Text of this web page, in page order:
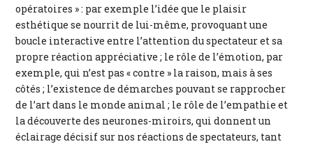
opératoires » : par exemple l’idée que le plaisir
esthétique se nourrit de lui-même, provoquant une
boucle interactive entre l’attention du spectateur et sa
propre réaction appréciative ; le rôle de l’émotion, par
exemple, qui n’est pas « contre » la raison, mais à ses
côtés ; l’existence de démarches pouvant se rapprocher
de l’art dans le monde animal ; le rôle de l’empathie et
la découverte des neurones-miroirs, qui donnent un
éclairage décisif sur nos réactions de spectateurs, tant